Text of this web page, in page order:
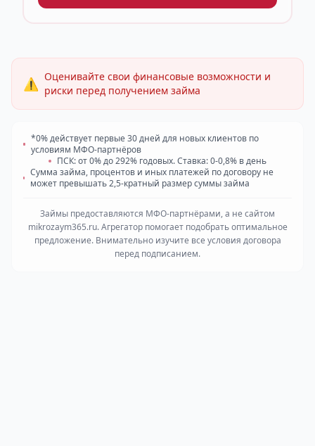
⚠️ Оценивайте свои финансовые возможности и
риски перед получением займа
*0% действует первые 30 дней для новых клиентов по
условиям МФО-партнёров
ПСК: от 0% до 292% годовых. Ставка: 0-0,8% в день
Сумма займа, процентов и иных платежей по договору не
может превышать 2,5-кратный размер суммы займа
Займы предоставляются МФО-партнёрами, а не сайтом
mikrozaym365.ru. Агрегатор помогает подобрать оптимальное
предложение. Внимательно изучите все условия договора
перед подписанием.